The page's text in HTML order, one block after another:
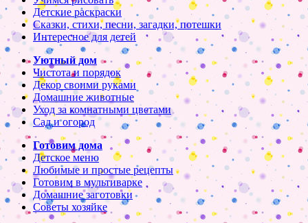
Детские раскраски
Сказки, стихи, песни, загадки, потешки
Интересное для детей
Уютный дом
Чистота и порядок
Декор своими руками
Домашние животные
Уход за комнатными цветами
Сад и огород
Готовим дома
Детское меню
Любимые и простые рецепты
Готовим в мультиварке
Домашние заготовки
Советы хозяйке